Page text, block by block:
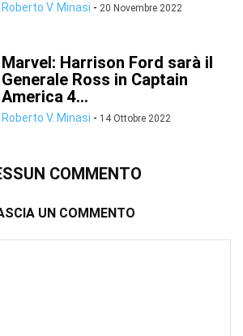
Roberto V. Minasi - 20 Novembre 2022
Marvel: Harrison Ford sarà il
Generale Ross in Captain
America 4...
Roberto V. Minasi - 14 Ottobre 2022
COMMENTO
UN COMMENTO